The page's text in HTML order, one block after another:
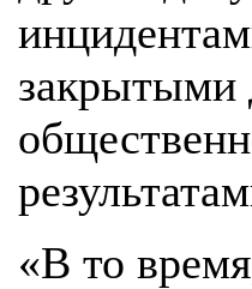
закрытыми
«В то